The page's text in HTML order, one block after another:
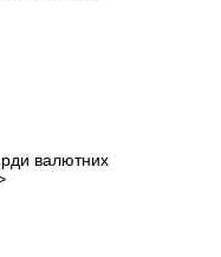
валютних